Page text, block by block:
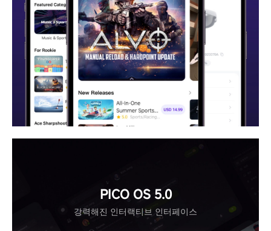
PICO OS 5.0
강력해진 인터랙티브 인터페이스